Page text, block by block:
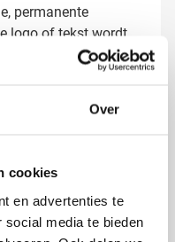
Over
cookies
en advertenties te
media te bieden
permanente
logo of tekst wordt
in het aluminium
uitstraling.
met logo
bedrukken we jouw
kleuren
uitstraling